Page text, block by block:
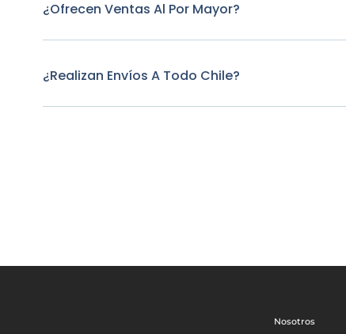
¿Ofrecen Ventas Al Por Mayor?
¿Realizan Envíos A Todo Chile?
Nosotros